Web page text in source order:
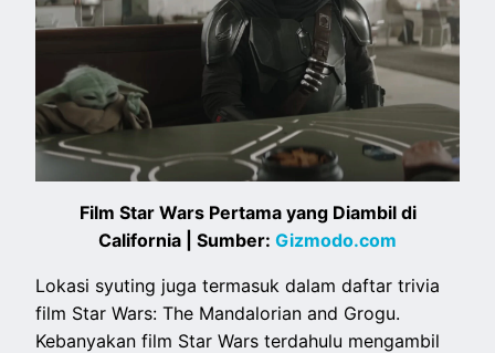
Film Star Wars Pertama yang Diambil di
California | Sumber: Gizmodo.com
Lokasi syuting juga termasuk dalam daftar trivia
film Star Wars: The Mandalorian and Grogu.
Kebanyakan film Star Wars terdahulu mengambil